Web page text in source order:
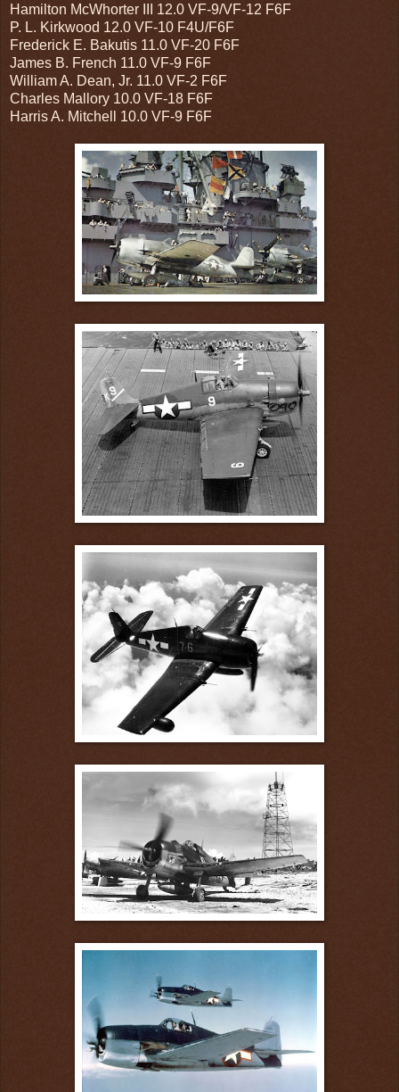
Hamilton McWhorter III 12.0 VF-9/VF-12 F6F
P. L. Kirkwood 12.0 VF-10 F4U/F6F
Frederick E. Bakutis 11.0 VF-20 F6F
James B. French 11.0 VF-9 F6F
William A. Dean, Jr. 11.0 VF-2 F6F
Charles Mallory 10.0 VF-18 F6F
Harris A. Mitchell 10.0 VF-9 F6F